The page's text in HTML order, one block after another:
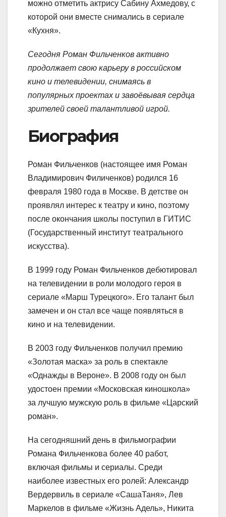
можно отметить актрису Сабину Ахмедову, с
которой они вместе снимались в сериале
«Кухня».
Сегодня Роман Фильченков активно
продолжает свою карьеру в российском
кино и телевидении, снимаясь в
популярных проектах и завоёвывая сердца
зрителей своей талантливой игрой.
Биография
Роман Фильченков (настоящее имя Роман
Владимирович Филиченков) родился 16
февраля 1980 года в Москве. В детстве он
проявлял интерес к театру и кино, поэтому
после окончания школы поступил в ГИТИС
(Государственный институт театрального
искусства).
В 1999 году Роман Фильченков дебютировал
на телевидении в роли молодого героя в
сериале «Марш Турецкого». Его талант был
замечен и он стал все чаще появляться в
кино и на телевидении.
В 2003 году Фильченков получил премию
«Золотая маска» за роль в спектакле
«Однажды в Вероне». В 2008 году он был
удостоен премии «Московская киношкола»
за лучшую мужскую роль в фильме «Царский
роман».
На сегодняшний день в фильмографии
Романа Фильченкова более 40 работ,
включая фильмы и сериалы. Среди
наиболее известных его ролей: Александр
Вердервиль в сериале «СашаТаня», Лев
Маркелов в фильме «Жизнь Адель», Никита